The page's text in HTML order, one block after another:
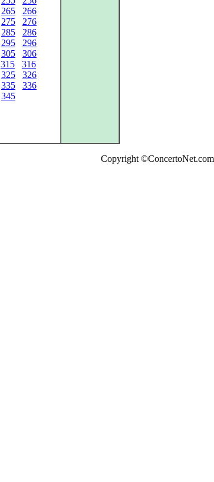
265
266
275
276
285
286
295
296
305
306
315
316
325
326
335
336
345
Copyright ©ConcertoNet.com